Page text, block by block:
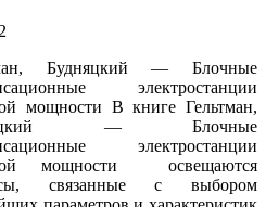
Будняцкий — Блочные
электростанции
мощности В книге Гельтман,
— Блочные
электростанции
мощности освещаются
связанные с выбором